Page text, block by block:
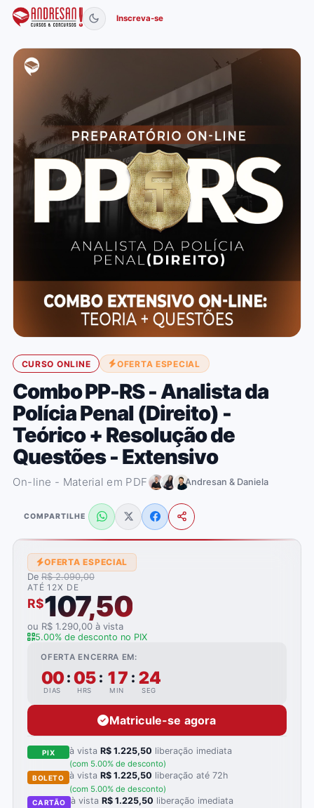
Inscreva-se
CURSO ONLINE OFERTA ESPECIAL
Combo PP-RS - Analista da
Polícia Penal (Direito) -
Teórico + Resolução de
Questões - Extensivo
On-line - Material em PDF Andresan & Daniela
COMPARTILHE
OFERTA ESPECIAL
De R$ 2.090,00
ATÉ 12X DE
R$107,50
ou R$ 1.290,00 à vista
5.00% de desconto no PIX
OFERTA ENCERRA EM:
00
DIAS
: 05
HRS
: 17
MIN
: 23
SEG
Matricule-se agora
PIX à vistaR$ 1.225,50 liberação imediata
(com 5.00% de desconto)
BOLETO à vistaR$ 1.225,50 liberação até 72h
(com 5.00% de desconto)
CARTÃO à vista R$ 1.225,50 liberação imediata